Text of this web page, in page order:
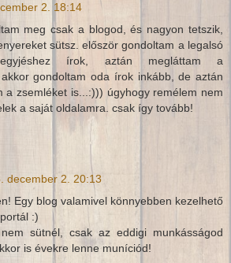
2. 18:14
meg csak a blogod, és nagyon tetszik,
sütsz. először gondoltam a legalsó
írok, aztán megláttam a
gondoltam oda írok inkább, de aztán
a zsemléket is...:))) úgyhogy remélem nem
a saját oldalamra. csak így tovább!
december 2. 20:13
Egy blog valamivel könnyebben kezelhető
:)
sütnél, csak az eddigi munkásságod
is évekre lenne muníciód!